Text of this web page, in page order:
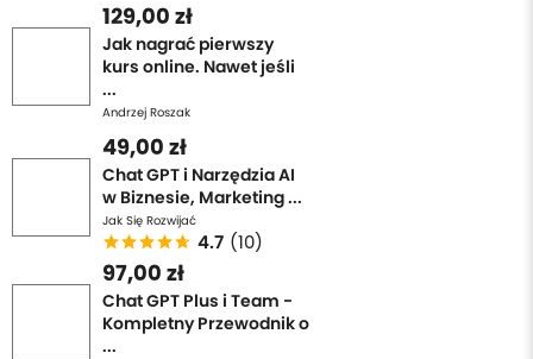
129,00 zł
Jak nagrać pierwszy
kurs online. Nawet jeśli
...
Andrzej Roszak
49,00 zł
Chat GPT i Narzędzia AI
w Biznesie, Marketing ...
Jak Się Rozwijać
4.7 (10)
97,00 zł
Chat GPT Plus i Team -
Kompletny Przewodnik o
...